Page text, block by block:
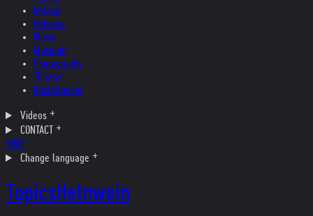
Ireland
Helvetia
Music
Museum
Photography
Theater
Kristallnacht
Videos
CONTACT
SHOP
Change language
TopicsHelnwein